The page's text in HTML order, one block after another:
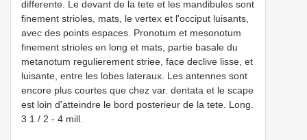
differente. Le devant de la tete et les mandibules sont
finement strioles, mats, le vertex et l'occiput luisants,
avec des points espaces. Pronotum et mesonotum
finement strioles en long et mats, partie basale du
metanotum regulierement striee, face declive lisse, et
luisante, entre les lobes lateraux. Les antennes sont
encore plus courtes que chez var. dentata et le scape
est loin d'atteindre le bord posterieur de la tete. Long.
3 1 / 2 - 4 mill.